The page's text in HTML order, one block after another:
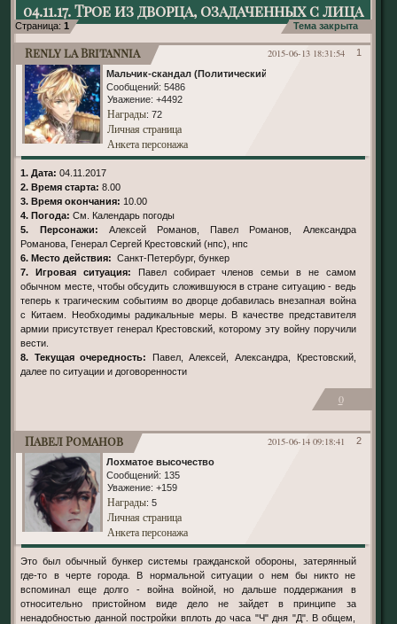
04.11.17. Трое из дворца, озадаченных с лица
Страница: 1 Тема закрыта
1
2015-06-13 18:31:54
Renly la Britannia
Мальчик-скандал (Политический)
Сообщений: 5486
Уважение: +4492
Награды: 72
Личная страница
Анкета персонажа
1. Дата: 04.11.2017
2. Время старта: 8.00
3. Время окончания: 10.00
4. Погода: См. Календарь погоды
5. Персонажи: Алексей Романов, Павел Романов, Александра
Романова, Генерал Сергей Крестовский (нпс), нпс
6. Место действия: Санкт-Петербург, бункер
7. Игровая ситуация: Павел собирает членов семьи в не самом
обычном месте, чтобы обсудить сложившуюся в стране ситуацию - ведь
теперь к трагическим событиям во дворце добавилась внезапная война
с Китаем. Необходимы радикальные меры. В качестве представителя
армии присутствует генерал Крестовский, которому эту войну поручили
вести.
8. Текущая очередность:
Павел, Алексей, Александра, Крестовский,
далее по ситуации и договоренности
0
2
2015-06-14 09:18:41
Павел Романов
Лохматое высочество
Сообщений: 135
Уважение: +159
Награды: 5
Личная страница
Анкета персонажа
Это был обычный бункер системы гражданской обороны, затерянный
где-то в черте города. В нормальной ситуации о нем бы никто не
вспоминал еще долго - война войной, но дальше поддержания в
относительно пристойном виде дело не зайдет в принципе за
ненадобностью данной постройки вплоть до часа "Ч" дня "Д". В общем,